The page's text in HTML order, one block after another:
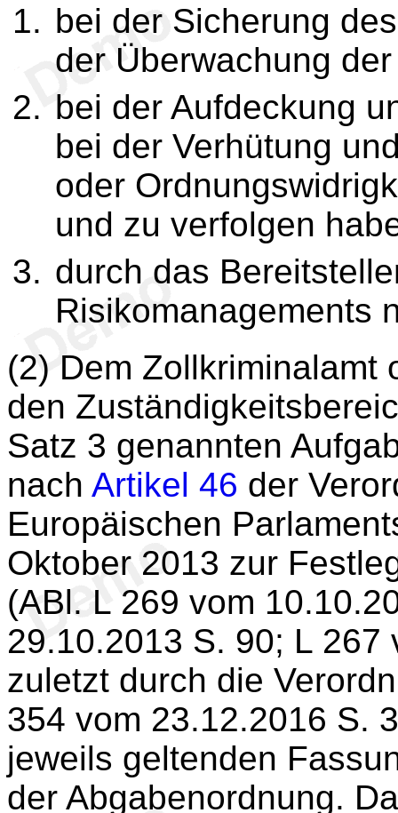
bei der Sicherung
der Überwachung
bei der Aufdeckung
bei der Verhütung
oder
und zu verfolgen
durch das
Risikomanagements
(2) Dem Zollkriminalamt
den
Satz 3 genannten
nach Artikel 46 der
Europäischen
Oktober 2013 zur
(ABl. L 269 vom
29.10.2013 S. 90; L
zuletzt durch die
354 vom 23.12.2016 S.
jeweils geltenden
der Abgabenordnung.